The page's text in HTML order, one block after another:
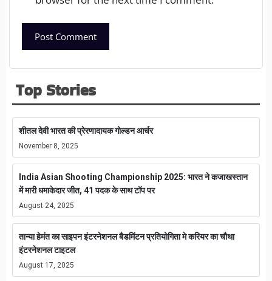
Top Stories
शीतल देवी भारत की प्रेरणादायक गोल्डन आर्चर
November 8, 2025
India Asian Shooting Championship 2025: भारत ने कजाखस्तान
में मारी धमाकेदार जीत, 41 पदक के साथ टॉप पर
August 24, 2025
तान्या हेमंत का साइपन इंटरनेशनल बैडमिंटन प्रतियोगिता मे करियर का चौथा
इंटरनेशनल टाइटल
August 17, 2025